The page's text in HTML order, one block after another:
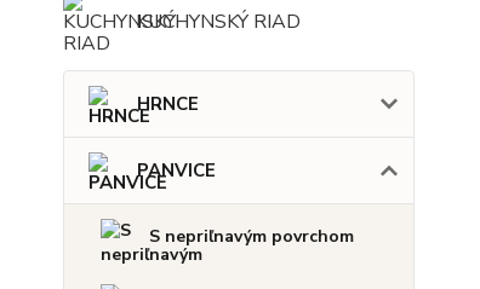
KUCHYNSKÝ RIAD
HRNCE
PANVICE
S nepriľnavým povrchom